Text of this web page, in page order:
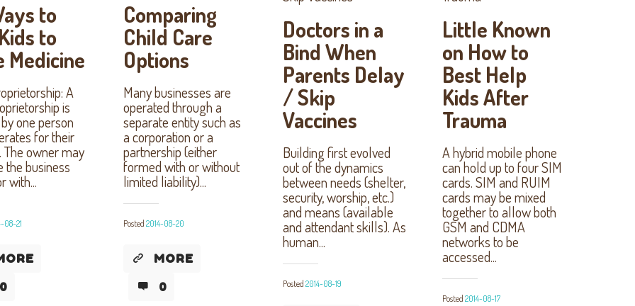
to
to
Medicine
A
is
one person
for their
The owner may
the business
with...
08-21
0
Comparing
Child Care
Options
Many businesses are
operated through a
separate entity such as
a corporation or a
partnership (either
formed with or without
limited liability)...
Posted 2014-08-20
MORE
0
Doctors in a
Bind When
Parents Delay
/ Skip
Vaccines
Building first evolved
out of the dynamics
between needs (shelter,
security, worship, etc.)
and means (available
and attendant skills). As
human...
Posted 2014-08-19
Little Known
on How to
Best Help
Kids After
Trauma
A hybrid mobile phone
can hold up to four SIM
cards. SIM and RUIM
cards may be mixed
together to allow both
GSM and CDMA
networks to be
accessed...
Posted 2014-08-17